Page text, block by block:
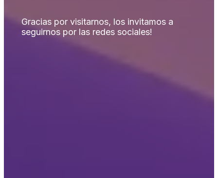
Gracias por visitarnos, los invitamos a
seguirnos por las redes sociales!